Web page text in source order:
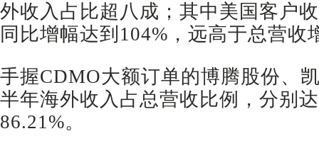
外收入占比超八成；其中美国客户
同比增幅达到104%，远高于总营收
手握CDMO大额订单的博腾股份、
半年海外收入占总营收比例，分别
86.21%。